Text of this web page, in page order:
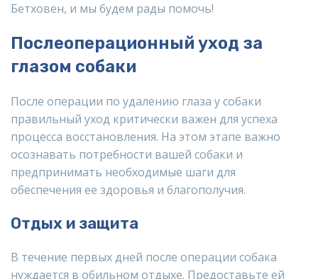
Бетховен, и мы будем рады помочь!
Послеоперационный уход за
глазом собаки
После операции по удалению глаза у собаки
правильный уход критически важен для успеха
процесса восстановления. На этом этапе важно
осознавать потребности вашей собаки и
предпринимать необходимые шаги для
обеспечения ее здоровья и благополучия.
Отдых и защита
В течение первых дней после операции собака
нуждается в обильном отдыхе. Предоставьте ей